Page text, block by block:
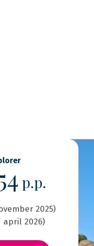
p.p.
2025)
april 2026)